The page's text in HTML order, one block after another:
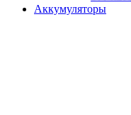
Аккумуляторы